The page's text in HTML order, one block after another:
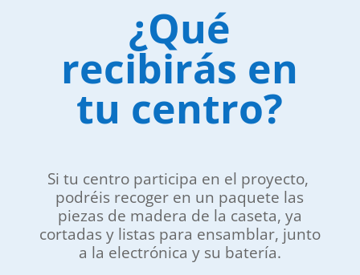
¿Qué
recibirás en
tu centro?
Si tu centro participa en el proyecto,
podréis recoger en un paquete las
piezas de madera de la caseta, ya
cortadas y listas para ensamblar, junto
a la electrónica y su batería.